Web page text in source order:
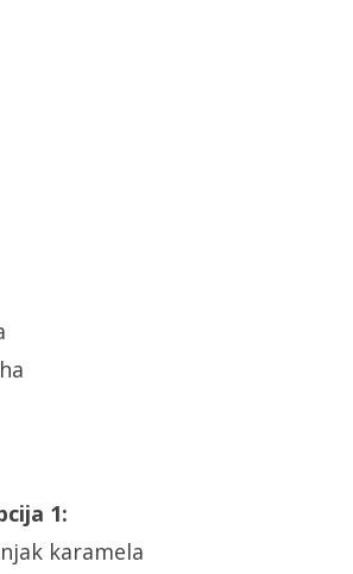
1:
karamela